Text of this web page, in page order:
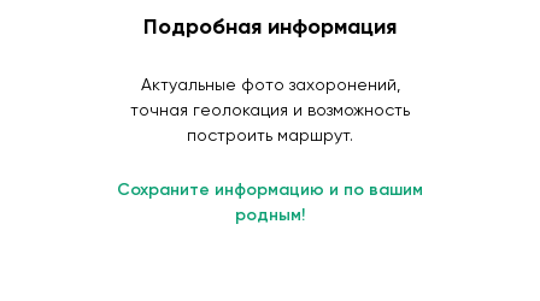
Подробная информация
Актуальные фото захоронений,
точная геолокация и возможность
построить маршрут.
Сохраните информацию и по вашим
родным!